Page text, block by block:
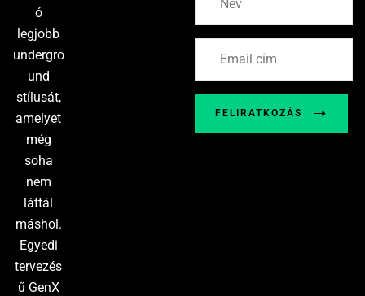
ó
legjobb
undergro
und
stílusát,
amelyet
még
soha
nem
láttál
máshol.
Egyedi
tervezés
ű GenX
FELIRATKOZÁS